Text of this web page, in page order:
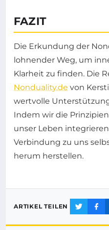
FAZIT
Die Erkundung der
lohnender Weg, um
Klarheit zu finden. Die
Nonduality.de von
wertvolle
Indem wir die
unser Leben
Verbindung zu uns
herum herstellen.
ARTIKEL TEILEN